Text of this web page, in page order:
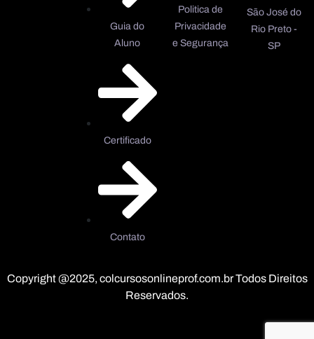
Guia do
Aluno
Certificado
Contato
Politica de
Privacidade
e Segurança
São José do
Rio Preto -
SP
Copyright @2025, colcursosonlineprof.com.br Todos Direitos
Reservados.